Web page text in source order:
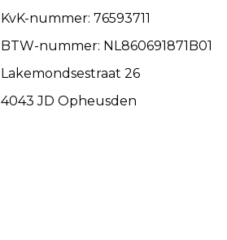
KvK-nummer: 76593711
BTW-nummer: NL860691871B01
Lakemondsestraat 26
4043 JD Opheusden